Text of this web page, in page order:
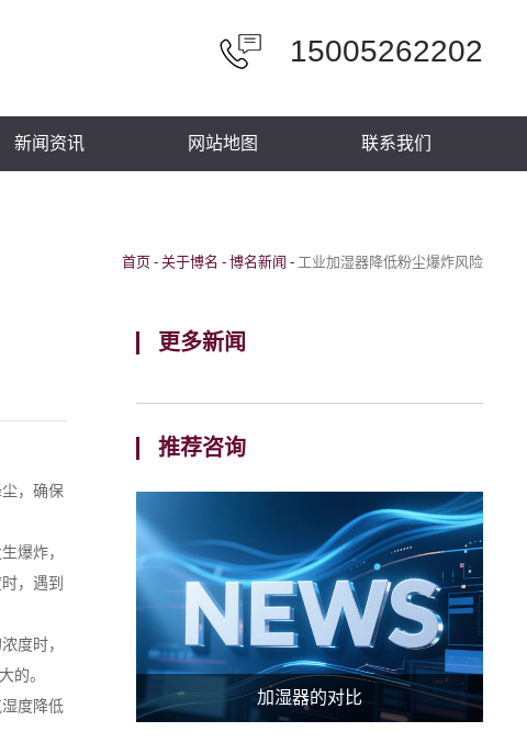
15005262202
新闻资讯 网站地图 联系我们
首页- 关于博名 - 博名新闻 - 工业加湿器降低粉尘爆炸风险
，确保
爆炸，
，遇到
度时，
的。
度降低
更多新闻
推荐咨询
加湿器的对比